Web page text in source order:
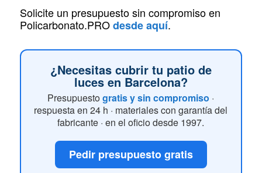
Solicite un presupuesto sin compromiso en
Policarbonato.PROdesde aquí.
¿Necesitas cubrir tu patio de
luces en Barcelona?
Presupuestogratis y sin compromiso ·
respuesta en 24 h · materiales con garantía del
fabricante · en el oficio desde 1997.
Pedir presupuesto gratis